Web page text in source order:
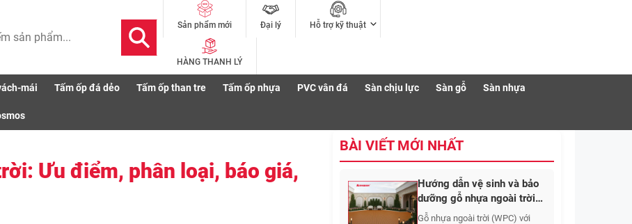
Sản phẩm mới Đại lý Hỗ trợ kỹ thuật
HÀNG THANH LÝ
mái Tấm ốp đá dẻo Tấm ốp than tre Tấm ốp nhựa PVC vân đá Sàn chịu lực Sàn gỗ Sàn nhựa
Ưu điểm, phân loại, báo giá,
BÀI VIẾT MỚI NHẤT
Hướng dẫn vệ sinh và bảo
dưỡng gỗ nhựa ngoài trời
đúng cách
Gỗ nhựa ngoài trời (WPC) với